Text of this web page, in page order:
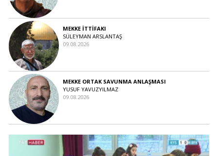
MEKKE İTTİFAKI
SÜLEYMAN ARSLANTAŞ
09.08.2026
MEKKE ORTAK SAVUNMA ANLAŞMASI
YUSUF YAVUZYILMAZ
09.08.2026